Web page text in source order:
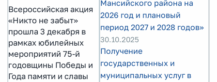
Всероссийская акция
«Никто не забыт»
прошла 3 декабря в
рамках юбилейных
мероприятий 75-й
годовщины Победы и
Года памяти и славы
Мансийского района на
2026 год и плановый
период 2027 и 2028 годов»
30.10.2025
Получение
государственных и
муниципальных услуг в